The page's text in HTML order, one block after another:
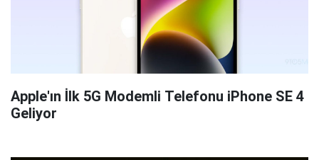
Apple'ın İlk 5G Modemli Telefonu iPhone SE 4
Geliyor